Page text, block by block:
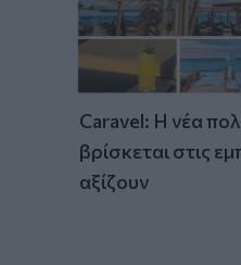
Caravel: Η νέα
βρίσκεται στις
αξίζουν